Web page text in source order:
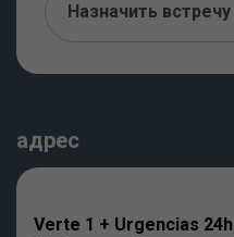
Назначить встречу
адрес
Verte 1 + Urgencias 24h